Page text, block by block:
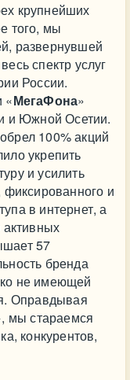
крупнейших
того, мы
развернувшей
спектр услуг
России.
«МегаФона»
и Южной Осетии.
100% акций
укрепить
и усилить
и
в интернет, а
активных
57
бренда
не имеющей
Оправдывая
мы стараемся
конкурентов,